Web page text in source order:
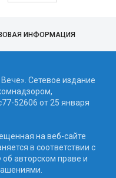
ИНФОРМАЦИЯ
Сетевое издание
52606 от 25 января
на веб-сайте
в соответствии с
авторском праве и